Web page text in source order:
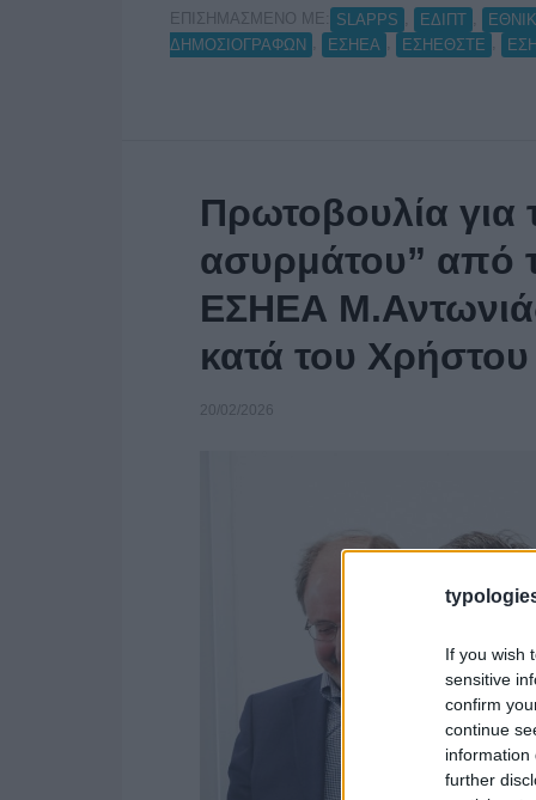
If you wish
sensitive
confirm
continue
information
further
ΕΠΙΣΗΜΑΣΜΕΝΟ ΜΕ: SLAPPS ΕΔΙΠΤ
ΔΗΜΟΣΙΟΓΡΑΦΩΝ
ΕΣΗΕΑ ΕΣΗΕΘΣΤΕ
Πρωτοβουλία για
ασυρμάτου” από
ΕΣΗΕΑ
κατά του
20/02/2026